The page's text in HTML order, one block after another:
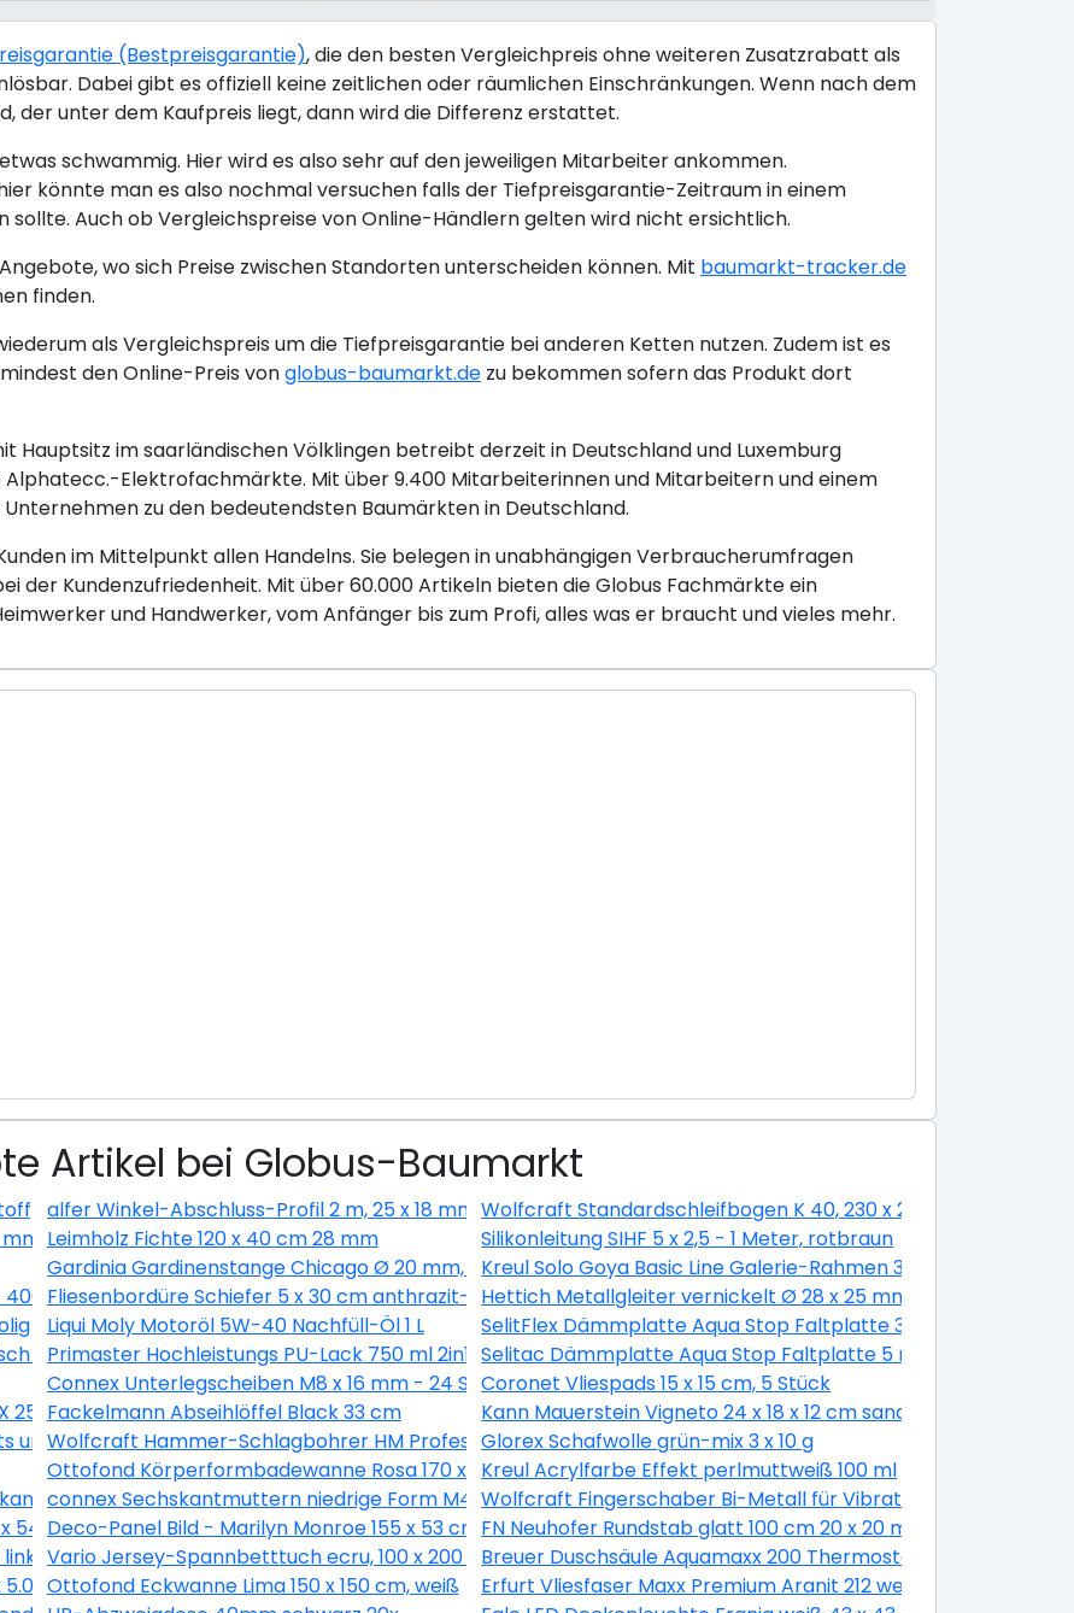
(Bestpreisgarantie), die den besten Vergleichpreis ohne weiteren Zusatzrabatt als
Dabei gibt es offiziell keine zeitlichen oder räumlichen Einschränkungen. Wenn nach dem
der unter dem Kaufpreis liegt, dann wird die Differenz erstattet.
schwammig. Hier wird es also sehr auf den jeweiligen Mitarbeiter ankommen.
könnte man es also nochmal versuchen falls der Tiefpreisgarantie-Zeitraum in einem
Auch ob Vergleichspreise von Online-Händlern gelten wird nicht ersichtlich.
wo sich Preise zwischen Standorten unterscheiden können. Mit baumarkt-tracker.de
finden.
als Vergleichspreis um die Tiefpreisgarantie bei anderen Ketten nutzen. Zudem ist es
den Online-Preis vonglobus-baumarkt.de zu bekommen sofern das Produkt dort
Hauptsitz im saarländischen Völklingen betreibt derzeit in Deutschland und Luxemburg
Elektrofachmärkte. Mit über 9.400 Mitarbeiterinnen und Mitarbeitern und einem
Unternehmen zu den bedeutendsten Baumärkten in Deutschland.
im Mittelpunkt allen Handelns. Sie belegen in unabhängigen Verbraucherumfragen
der Kundenzufriedenheit. Mit über 60.000 Artikeln bieten die Globus Fachmärkte ein
und Handwerker, vom Anfänger bis zum Profi, alles was er braucht und vieles mehr.
Artikel bei Globus-Baumarkt
glatt weiss
alfer Winkel-Abschluss-Profil 2 m, 25 x 18 mm Aluminium eloxiert silberWolfcraft Standardschleifbogen K 40, 230 x 280 cm
Leimholz Fichte 120 x 40 cm 28 mm
Silikonleitung SIHF 5 x 2,5 - 1 Meter, rotbraun
Gardinia Gardinenstange Chicago Ø 20 mm, edelstahl-optik, 160 cmKreul Solo Goya Basic Line Galerie-Rahmen 30 x 30 cm
400mlFliesenbordüre Schiefer 5 x 30 cm anthrazit-braunHettich Metallgleiter vernickelt Ø 28 x 25 mm -1 Stück
Liqui Moly Motoröl 5W-40 Nachfüll-Öl 1 L
SelitFlex Dämmplatte Aqua Stop Faltplatte 3 mm stark
für PKW 94x270cm
Primaster Hochleistungs PU-Lack 750 ml 2in1 schokoladenbraun glänzend
Selitac Dämmplatte Aqua Stop Faltplatte 5 mm stark
Connex Unterlegscheiben M8 x 16 mm - 24 Stk.Coronet Vliespads 15 x 15 cm, 5 Stück
25 - 200 Stk.
Fackelmann Abseihlöffel Black 33 cm
Kann Mauerstein Vigneto 24 x 18 x 12 cm sandsteingelb
und links
Wolfcraft Hammer-Schlagbohrer HM Professional SDS-plus Schaft Ø 6 mm
Glorex Schafwolle grün-mix 3 x 10 g
Ottofond Körperformbadewanne Rosa 170 x 75 cm, weißKreul Acrylfarbe Effekt perlmuttweiß 100 ml
Innen 2 mm - 20 Stk.
connex Sechskantmuttern niedrige Form M4 Stahl verzinkt - 40 StückWolfcraft Fingerschaber Bi-Metall für Vibrationssägen
54,4 cm
Deco-Panel Bild - Marilyn Monroe 155 x 53 cm FN Neuhofer Rundstab glatt 100 cm 20 x 20 mm
Vario Jersey-Spannbetttuch ecru, 100 x 200 cmBreuer Duschsäule Aquamaxx 200 Thermostat Thermostat,
mm - 18 Stück
Ottofond Eckwanne Lima 150 x 150 cm, weiß
Erfurt Vliesfaser Maxx Premium Aranit 212 weiß 12,5 x 0,53 m